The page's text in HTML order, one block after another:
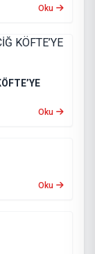
Oku
Oku
Oku